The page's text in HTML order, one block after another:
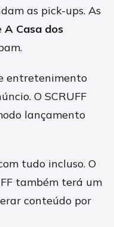
as pick-ups. As
A Casa dos
entretenimento
O SCRUFF
lançamento
tudo incluso. O
também terá um
conteúdo por